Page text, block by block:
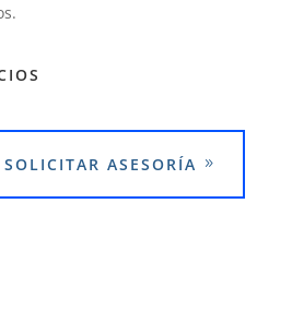
SOLICITAR ASESORÍA